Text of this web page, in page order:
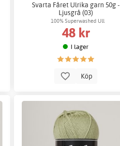
Svarta Fåret Ulrika garn 50g -
Ljusgrå (03)
100% Superwashed Ull
48 kr
I lager
Köp